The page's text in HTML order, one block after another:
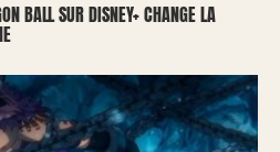
BALL SUR DISNEY+ CHANGE LA